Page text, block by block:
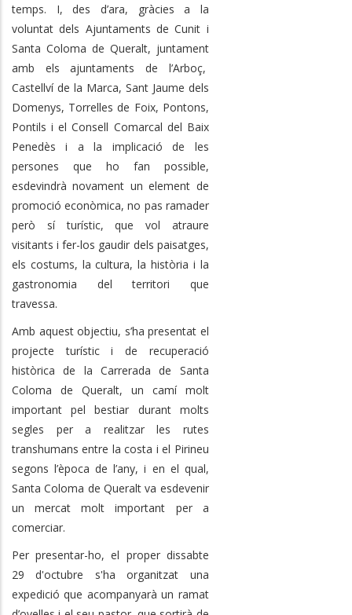
temps. I, des d’ara, gràcies a la
voluntat dels Ajuntaments de Cunit i
Santa Coloma de Queralt, juntament
amb els ajuntaments de l’Arboç,
Castellví de la Marca, Sant Jaume dels
Domenys, Torrelles de Foix, Pontons,
Pontils i el Consell Comarcal del Baix
Penedès i a la implicació de les
persones que ho fan possible,
esdevindrà novament un element de
promoció econòmica, no pas ramader
però sí turístic, que vol atraure
visitants i fer-los gaudir dels paisatges,
els costums, la cultura, la història i la
gastronomia del territori que
travessa.
Amb aquest objectiu, s’ha presentat el
projecte turístic i de recuperació
històrica de la Carrerada de Santa
Coloma de Queralt, un camí molt
important pel bestiar durant molts
segles per a realitzar les rutes
transhumans entre la costa i el Pirineu
segons l’època de l’any, i en el qual,
Santa Coloma de Queralt va esdevenir
un mercat molt important per a
comerciar.
Per presentar-ho, el proper dissabte
29 d'octubre s'ha organitzat una
expedició que acompanyarà un ramat